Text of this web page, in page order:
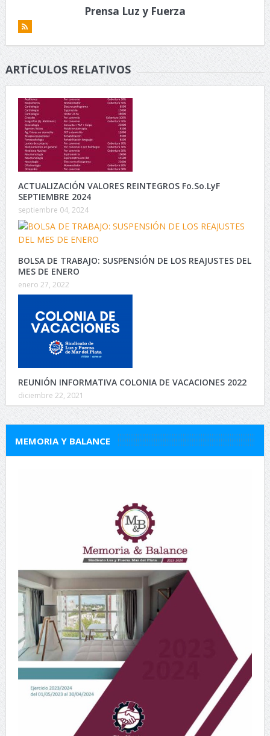
Prensa Luz y Fuerza
ARTÍCULOS RELATIVOS
ACTUALIZACIÓN VALORES REINTEGROS Fo.So.LyF
SEPTIEMBRE 2024
septiembre 04, 2024
BOLSA DE TRABAJO: SUSPENSIÓN DE LOS REAJUSTES DEL
MES DE ENERO
enero 27, 2022
REUNIÓN INFORMATIVA COLONIA DE VACACIONES 2022
diciembre 22, 2021
MEMORIA Y BALANCE